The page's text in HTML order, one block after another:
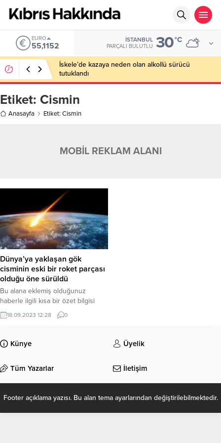
EURO
55,1152
İSTANBUL
PARÇALI BULUTLU 30°C
İskele’de kazaya neden olan alkollü sürücü
tutuklandı
Etiket: Cismin
Anasayfa Etiket: Cismin
MOBİL REKLAM ALANI
Dünya’ya yaklaşan gök
cisminin eski bir roket parçası
olduğu öne sürüldü
Bu alana eklemiş olduğunuz
haberle ilgili kısa bir özet bilgisi
ekleyebilirsiniz. Bu metin yazı
düzenleme sayfasında “Özet”
eklenmişse başlık altında kalın
olarak bu şekilde gösterilir,
18.09.2023 12:28 0
Künye Üyelik
Tüm Yazarlar İletişim
Footer açıklama yazısı. Bu alan tema ayarlarından değiştirilebilmektedir.